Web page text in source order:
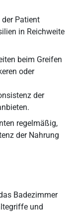
Patient
in Reichweite
beim Greifen
oder
der
regelmäßig,
der Nahrung
Badezimmer
und